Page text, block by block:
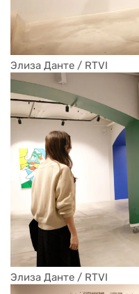
Элиза Данте / RTVI
Элиза Данте / RTVI